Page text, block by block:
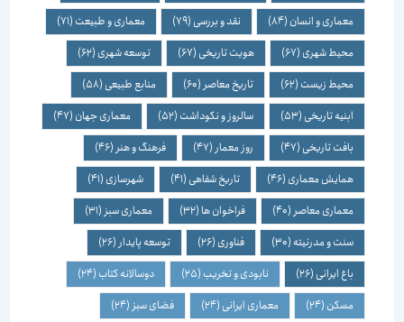
معماری و انسان(84) نقد و بررسی(79) معماری و طبیعت(71)
محیط شهری(67) هویت تاریخی(67) توسعه شهری(62)
محیط زیست(62) تاریخ معاصر(60) منابع طبیعی(58)
ابنیه تاریخی(53) سالروز و نکوداشت(52) معماری جهان(47)
بافت تاریخی(47) روز معمار(47) فرهنگ و هنر(46)
همایش معماری(46) تاریخ شفاهی(41) شهرسازی(41)
معماری معاصر(40) فراخوان ها(32) معماری سبز(31)
سنت و مدرنیته(30) فناوری(26) توسعه پایدار(26)
باغ ایرانی(26) نابودی و تخریب(25) دوسالانه کتاب(24)
مسکن(24) معماری ایرانی(24) فضای سبز(24)